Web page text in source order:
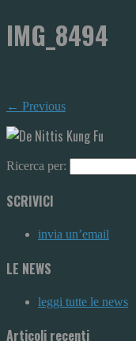
IMG_8494
← Previous
Ricerca per:
SCRIVICI
invia un’email
LE NEWS
leggi tutte le news
Articoli recenti